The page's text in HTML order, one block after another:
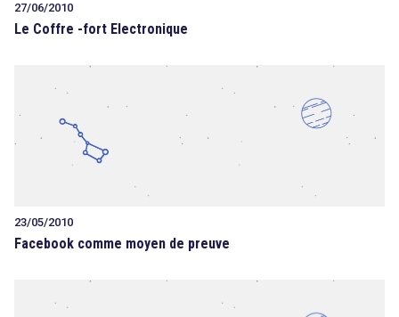
27/06/2010
Le Coffre -fort Electronique
23/05/2010
Facebook comme moyen de preuve